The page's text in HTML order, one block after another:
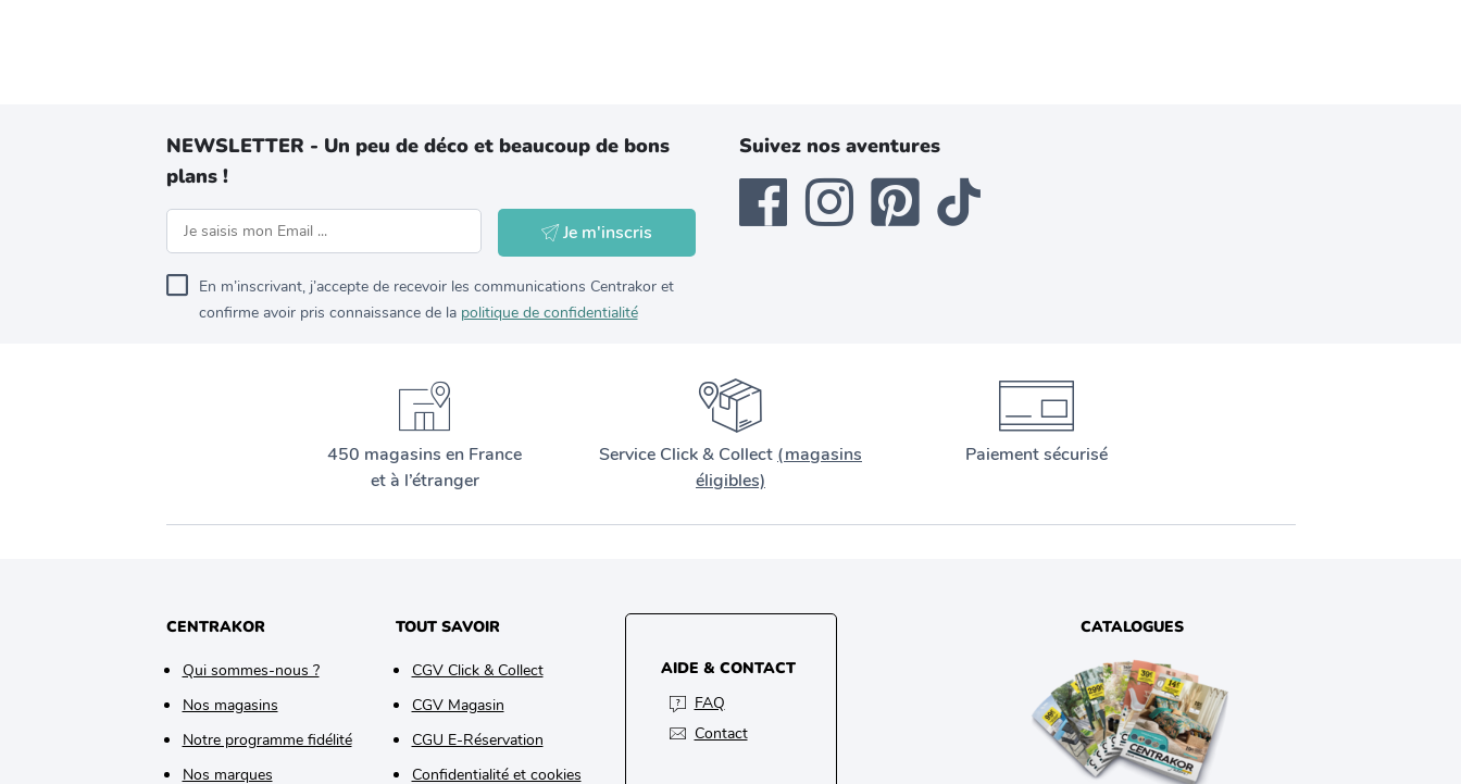
NEWSLETTER - Un peu de déco et beaucoup de bons
plans !
Je m'inscris
En m’inscrivant, j’accepte de recevoir les communications Centrakor et
confirme avoir pris connaissance de la politique de confidentialité
Suivez nos aventures
450 magasins en France
et à l’étranger
Service Click & Collect (magasins
éligibles)
Paiement sécurisé
CENTRAKOR
Qui sommes-nous ?
Nos magasins
Notre programme fidélité
Nos marques
TOUT SAVOIR
CGV Click & Collect
CGV Magasin
CGU E-Réservation
Confidentialité et cookies
AIDE & CONTACT
FAQ
Contact
CATALOGUES